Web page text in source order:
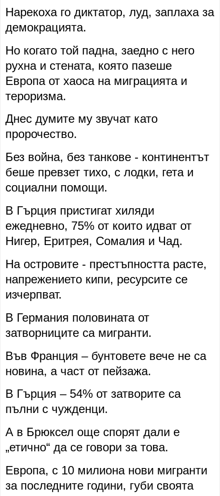
Нарекоха го диктатор, луд, заплаха за
демокрацията.
Но когато той падна, заедно с него
рухна и стената, която пазеше
Европа от хаоса на миграцията и
тероризма.
Днес думите му звучат като
пророчество.
Без война, без танкове - континентът
беше превзет тихо, с лодки, гета и
социални помощи.
В Гърция пристигат хиляди
ежедневно, 75% от които идват от
Нигер, Еритрея, Сомалия и Чад.
На островите - престъпността расте,
напрежението кипи, ресурсите се
изчерпват.
В Германия половината от
затворниците са мигранти.
Във Франция – бунтовете вече не са
новина, а част от пейзажа.
В Гърция – 54% от затворите са
пълни с чужденци.
А в Брюксел още спорят дали е
„етично“ да се говори за това.
Европа, с 10 милиона нови мигранти
за последните години, губи своята